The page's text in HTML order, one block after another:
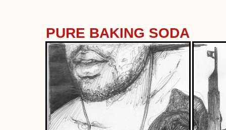
PURE BAKING SODA